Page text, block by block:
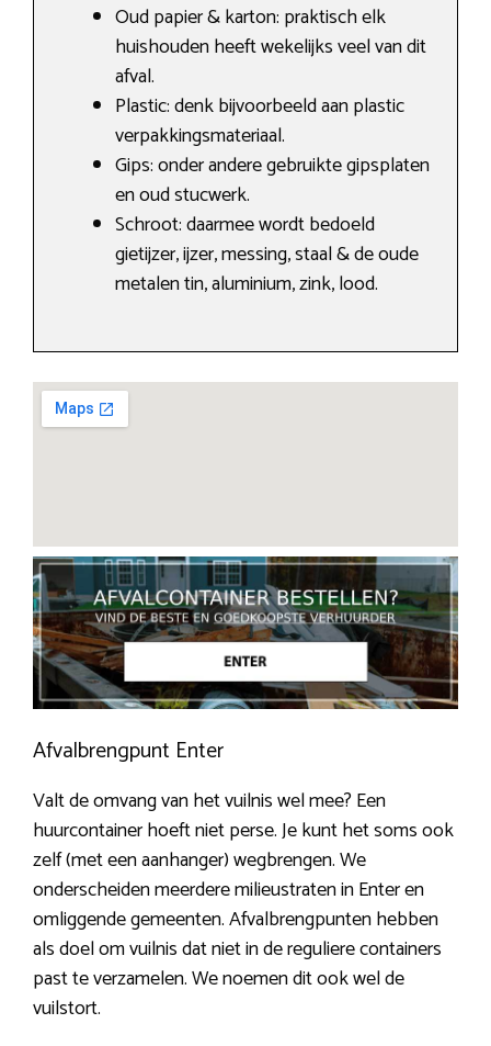
Oud papier & karton: praktisch elk
huishouden heeft wekelijks veel van dit
afval.
Plastic: denk bijvoorbeeld aan plastic
verpakkingsmateriaal.
Gips: onder andere gebruikte gipsplaten
en oud stucwerk.
Schroot: daarmee wordt bedoeld
gietijzer, ijzer, messing, staal & de oude
metalen tin, aluminium, zink, lood.
Afvalbrengpunt Enter
Valt de omvang van het vuilnis wel mee? Een
huurcontainer hoeft niet perse. Je kunt het soms ook
zelf (met een aanhanger) wegbrengen. We
onderscheiden meerdere milieustraten in Enter en
omliggende gemeenten. Afvalbrengpunten hebben
als doel om vuilnis dat niet in de reguliere containers
past te verzamelen. We noemen dit ook wel de
vuilstort.